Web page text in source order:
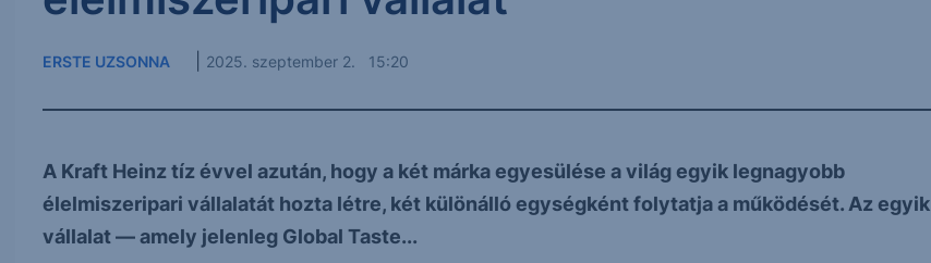
ERSTE UZSONNA 2025. szeptember 2. 15:20
A Kraft Heinz tíz évvel azután, hogy a két márka egyesülése a világ egyik legnagyobb
élelmiszeripari vállalatát hozta létre, két különálló egységként folytatja a működését. Az egyik
vállalat — amely jelenleg Global Taste...